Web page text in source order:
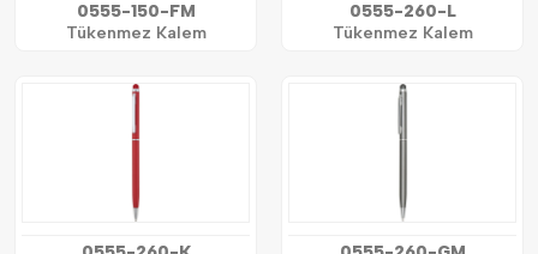
0555-150-FM
Tükenmez Kalem
0555-260-L
Tükenmez Kalem